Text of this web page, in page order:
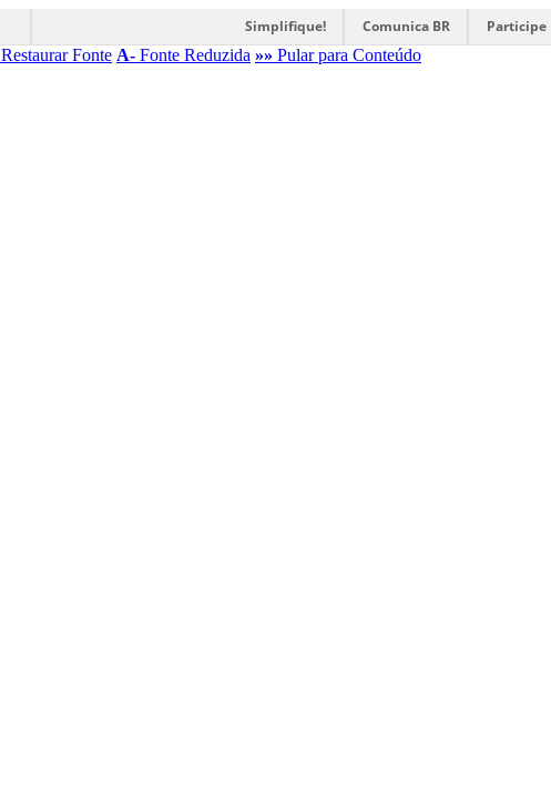
Simplifique! Comunica BR Participe
Restaurar Fonte A- Fonte Reduzida »» Pular para Conteúdo